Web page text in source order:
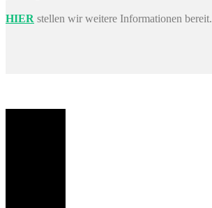
HIER stellen wir weitere Informationen bereit.